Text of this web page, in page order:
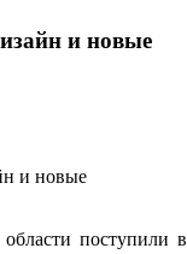
и новые
поступили в